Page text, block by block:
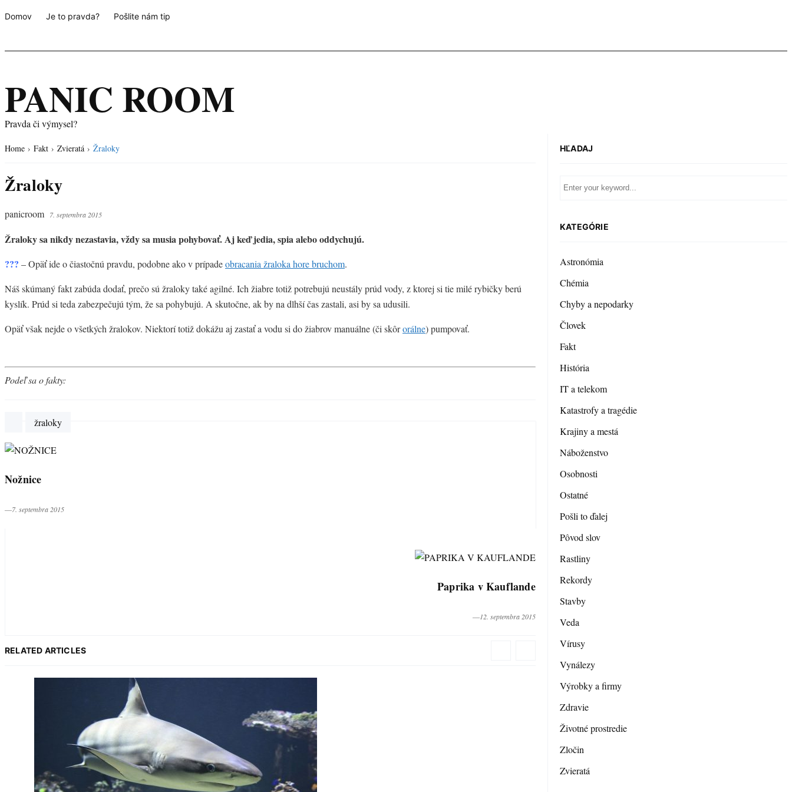
Domov Je to pravda? Pošlite nám tip
PANIC ROOM
Pravda či výmysel?
Home › Fakt › Zvieratá › Žraloky
Žraloky
panicroom 7. septembra 2015
Žraloky sa nikdy nezastavia, vždy sa musia pohybovať. Aj keď jedia, spia alebo oddychujú.
??? – Opäť ide o čiastočnú pravdu, podobne ako v prípadeobracania žraloka hore bruchom.
Náš skúmaný fakt zabúda dodať, prečo sú žraloky také agilné. Ich žiabre totiž potrebujú neustály prúd vody, z ktorej si tie milé rybičky berú
kyslík. Prúd si teda zabezpečujú tým, že sa pohybujú. A skutočne, ak by na dlhší čas zastali, asi by sa udusili.
Opäť však nejde o všetkých žralokov. Niektorí totiž dokážu aj zastať a vodu si do žiabrov manuálne (či skôrorálne) pumpovať.
Podeľ sa o fakty:
žraloky
Nožnice
―7. septembra 2015
Paprika v Kauflande
―12. septembra 2015
RELATED ARTICLES
HĽADAJ
KATEGÓRIE
Astronómia
Chémia
Chyby a nepodarky
Človek
Fakt
História
IT a telekom
Katastrofy a tragédie
Krajiny a mestá
Náboženstvo
Osobnosti
Ostatné
Pošli to ďalej
Pôvod slov
Rastliny
Rekordy
Stavby
Veda
Vírusy
Vynálezy
Výrobky a firmy
Zdravie
Životné prostredie
Zločin
Zvieratá